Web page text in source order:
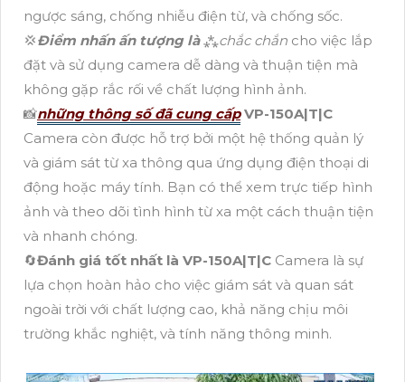
ngược sáng, chống nhiễu điện từ, và chống sốc.
💢Điểm nhấn ấn tượng là⁂chắc chắn cho việc lắp
đặt và sử dụng camera dễ dàng và thuận tiện mà
không gặp rắc rối về chất lượng hình ảnh.
📸những thông số đã cung cấp VP-150A|T|C
Camera còn được hỗ trợ bởi một hệ thống quản lý
và giám sát từ xa thông qua ứng dụng điện thoại di
động hoặc máy tính. Bạn có thể xem trực tiếp hình
ảnh và theo dõi tình hình từ xa một cách thuận tiện
và nhanh chóng.
🔄Đánh giá tốt nhất là VP-150A|T|C Camera là sự
lựa chọn hoàn hảo cho việc giám sát và quan sát
ngoài trời với chất lượng cao, khả năng chịu môi
trường khắc nghiệt, và tính năng thông minh.